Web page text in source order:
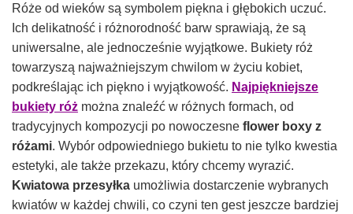
Róże od wieków są symbolem piękna i głębokich uczuć.
Ich delikatność i różnorodność barw sprawiają, że są
uniwersalne, ale jednocześnie wyjątkowe. Bukiety róż
towarzyszą najważniejszym chwilom w życiu kobiet,
podkreślając ich piękno i wyjątkowość. Najpiękniejsze
bukiety róż można znaleźć w różnych formach, od
tradycyjnych kompozycji po nowoczesne flower boxy z
różami. Wybór odpowiedniego bukietu to nie tylko kwestia
estetyki, ale także przekazu, który chcemy wyrazić.
Kwiatowa przesyłka umożliwia dostarczenie wybranych
kwiatów w każdej chwili, co czyni ten gest jeszcze bardziej